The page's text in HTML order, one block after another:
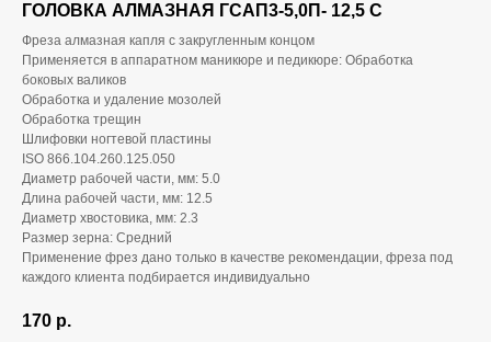
ГОЛОВКА АЛМАЗНАЯ ГСАП3-5,0П- 12,5 С
Фреза алмазная капля с закругленным концом
Применяется в аппаратном маникюре и педикюре: Обработка
боковых валиков
Обработка и удаление мозолей
Обработка трещин
Шлифовки ногтевой пластины
ISO 866.104.260.125.050
Диаметр рабочей части, мм: 5.0
Длина рабочей части, мм: 12.5
Диаметр хвостовика, мм: 2.3
Размер зерна: Средний
Применение фрез дано только в качестве рекомендации, фреза под
каждого клиента подбирается индивидуально
170 р.